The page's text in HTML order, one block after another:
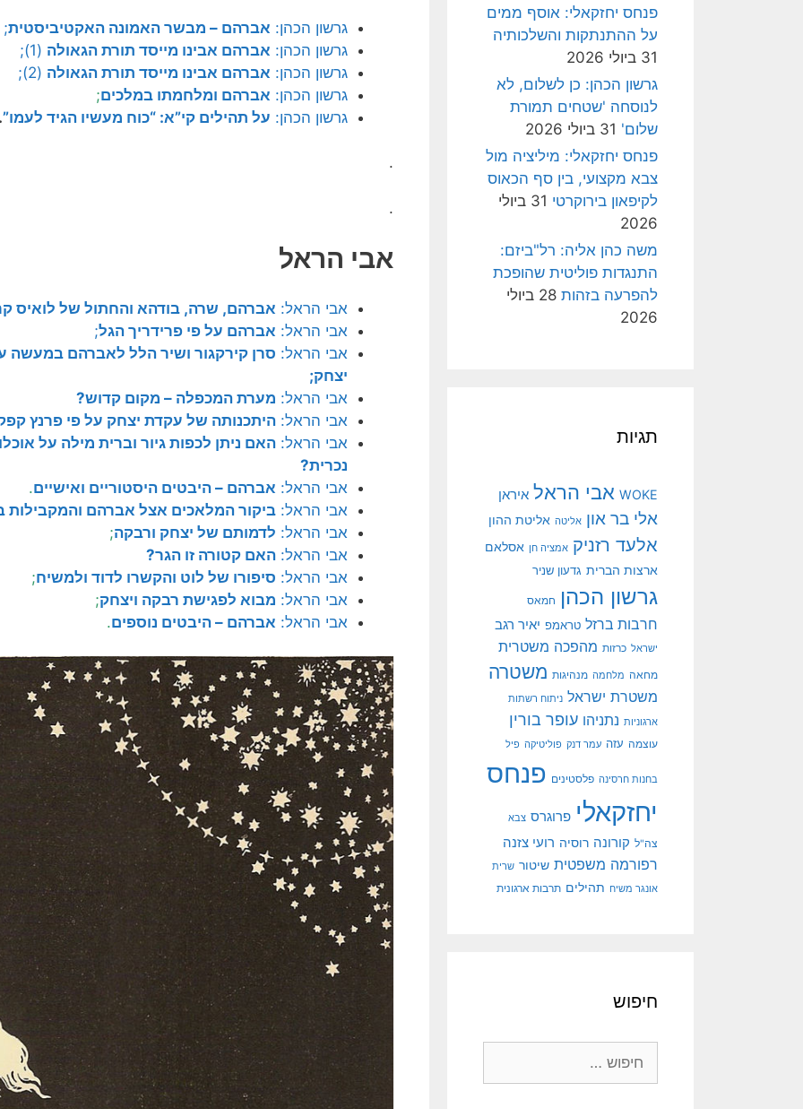
גרשון הכהן: אברהם – מבשר האמונה האקטיביסטית;
גרשון הכהן: אברהם אבינו מייסד תורת הגאולה (1);
גרשון הכהן: אברהם אבינו מייסד תורת הגאולה (2);
גרשון הכהן: אברהם ומלחמתו במלכים;
גרשון הכהן: על תהילים קי”א: “כוח מעשיו הגיד לעמו”
.
.
אבי הראל
אבי הראל: אברהם, שרה, בודהא והחתול של לואיס
אבי הראל: אברהם על פי פרידריך הגל;
אבי הראל: סרן קירקגור ושיר הלל לאברהם במעשה
יצחק;
אבי הראל: מערת המכפלה – מקום קדוש?
אבי הראל: היתכנותה של עקדת יצחק על פי פרנץ
אבי הראל: האם ניתן לכפות גיור וברית מילה על
נכרית?
אבי הראל: אברהם – היבטים היסטוריים ואישיים.
אבי הראל: ביקור המלאכים אצל אברהם והמקבילות
אבי הראל: לדמותם של יצחק ורבקה;
אבי הראל: האם קטורה זו הגר?
אבי הראל: סיפורו של לוט והקשרו לדוד ולמשיח;
אבי הראל: מבוא לפגישת רבקה ויצחק;
אבי הראל: אברהם – היבטים נוספים.
פנחס יחזקאלי: אוסף ממים
על ההתנתקות והשלכותיה
31 ביולי 2026
גרשון הכהן: כן לשלום, לא
לנוסחה 'שטחים תמורת
שלום' 31 ביולי 2026
פנחס יחזקאלי: מיליציה מול
צבא מקצועי, בין סף הכאוס
לקיפאון בירוקרטי
31 ביולי
2026
משה כהן אליה: רל"ביזם:
התנגדות פוליטית שהופכת
להפרעה בזהות
28 ביולי
2026
תגיות
WOKE אבי הראל איראן
אלי בר און אליטה אליטת ההון
אלעד רזניק אמציה חן אסלאם
ארצות הברית גדעון שניר
גרשון הכהן חמאס
חרבות ברזל טראמפ יאיר רגב
ישראל כרזות מהפכה משטרית
מחאה מלחמה מנהיגות משטרה
משטרת ישראל ניתוח רשתות
ארגוניות נתניהו עופר בורין
עוצמה עזה עמר דנק פוליטיקה פיל
בחנות חרסינה פלסטינים פנחס
יחזקאלי פרוגרס צבא
צה"ל קורונה רוסיה רועי צזנה
רפורמה משפטית שיטור שרית
אונגר משיח תהילים תרבות ארגונית
חיפוש